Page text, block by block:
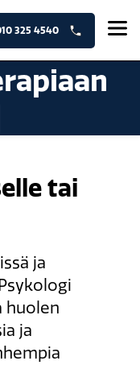
325 4540
tai
ja
huolen
ja